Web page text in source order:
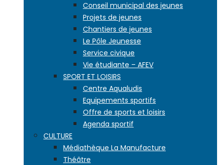
Conseil municipal des jeunes
Projets de jeunes
Chantiers de jeunes
Le Pôle Jeunesse
Service civique
Vie étudiante – AFEV
SPORT ET LOISIRS
Centre Aqualudis
Equipements sportifs
Offre de sports et loisirs
Agenda sportif
CULTURE
Médiathèque La Manufacture
Théâtre